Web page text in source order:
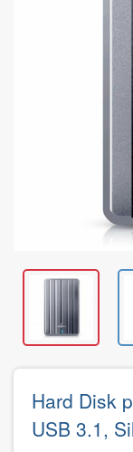
Hard Disk
USB 3.1,